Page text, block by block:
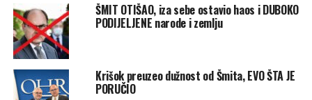
ŠMIT OTIŠAO, iza sebe ostavio haos i DUBOKO
PODIJELJENE narode i zemlju
Krišok preuzeo dužnost od Šmita, EVO ŠTA JE
PORUČIO